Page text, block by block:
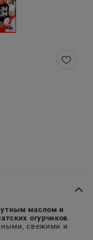
маслом и
огурчиков.
свежими и